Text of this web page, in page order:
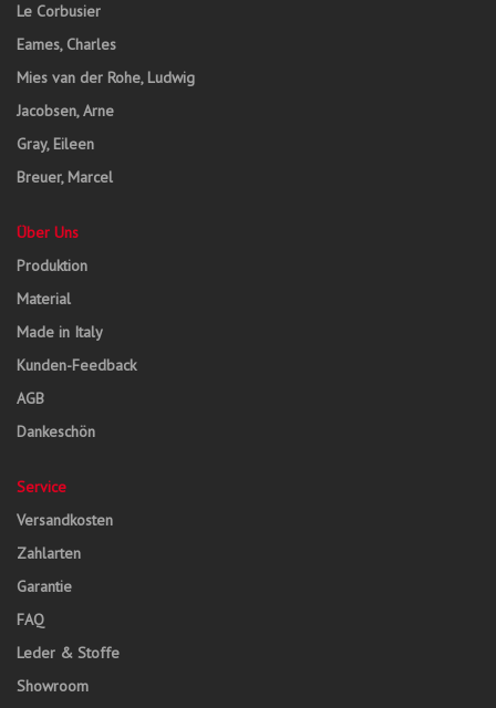
Le Corbusier
Eames, Charles
Mies van der Rohe, Ludwig
Jacobsen, Arne
Gray, Eileen
Breuer, Marcel
Über Uns
Produktion
Material
Made in Italy
Kunden-Feedback
AGB
Dankeschön
Service
Versandkosten
Zahlarten
Garantie
FAQ
Leder & Stoffe
Showroom